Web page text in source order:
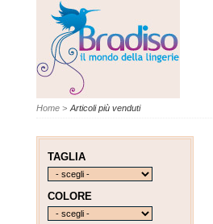
Home > Articoli più venduti
TAGLIA
COLORE